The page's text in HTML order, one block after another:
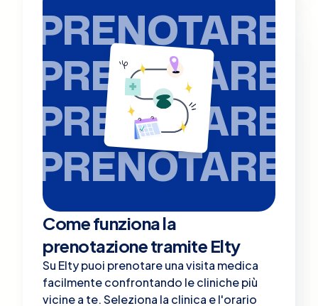
PRENOTARE
PRENOTARE
PRENOTARE
PRENOTARE
Come funziona la
prenotazione tramite Elty
Su Elty puoi prenotare una visita medica
facilmente confrontando le cliniche più
vicine a te. Seleziona la clinica e l'orario